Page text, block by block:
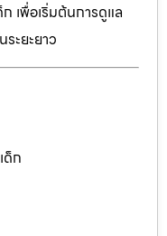
เพื่อเริ่มต้นการดูแล
ะยะยาว
ด็ก